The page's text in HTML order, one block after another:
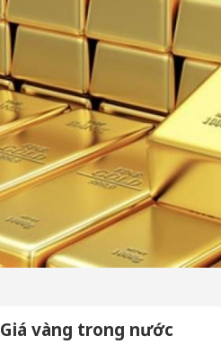
Giá vàng trong nước